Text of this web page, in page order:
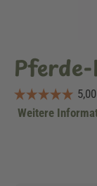
Weitere